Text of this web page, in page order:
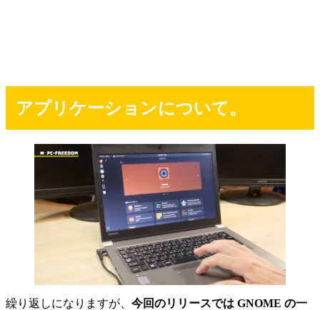
アプリケーションについて。
繰り返しになりますが、 今回のリリースでは GNOME の一